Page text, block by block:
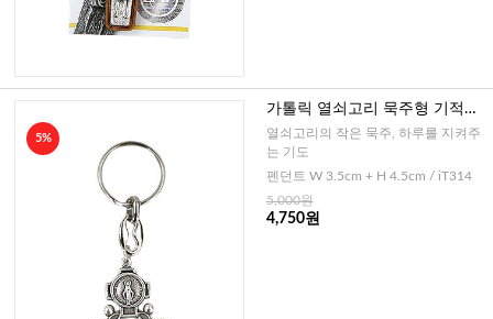
5%
가톨릭 열쇠고리 묵주형 기적의
패 십자가(이태리)
열쇠고리의 작은 묵주, 하루를 지켜주
는 기도
펜던트 W 3.5cm + H 4.5cm / iT314
5,000원
4,750원